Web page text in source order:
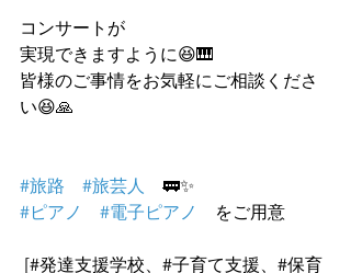
コンサートが
実現できますように😆🎹
皆様のご事情をお気軽にご相談くださ
い😆🙏
#旅路 #旅芸人
🚃✨
#ピアノ
#電子ピアノ をご用意